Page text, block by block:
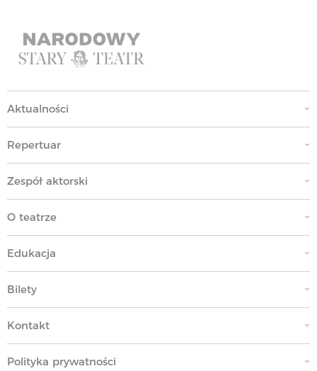
Aktualności
Repertuar
Zespół aktorski
O teatrze
Edukacja
Bilety
Kontakt
Polityka prywatności